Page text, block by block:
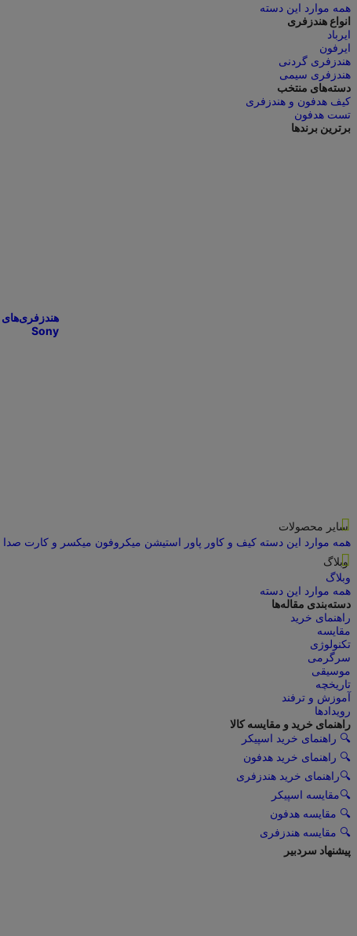
همه موارد این دسته
انواع هندزفری
ایرباد
ایرفون
هندزفری گردنی
هندزفری سیمی
دسته‌های منتخب
کیف هدفون و هندزفری
تست هدفون
برترین برندها
هندزفری‌های
Sony
سایر محصولات
همه موارد این دسته کیف و کاور پاور استیشن میکروفون میکسر و کارت صدا
وبلاگ
وبلاگ
همه موارد این دسته
دسته‌بندی مقاله‌ها
راهنمای خرید
مقایسه
تکنولوژی
سرگرمی
موسیقی
تاریخچه
آموزش و ترفند
رویدادها
راهنمای خرید و مقایسه کالا
🔍 راهنمای خرید اسپیکر
🔍 راهنمای خرید هدفون
🔍راهنمای خرید هندزفری
🔍مقایسه اسپیکر
🔍 مقایسه هدفون
🔍 مقایسه هندزفری
پیشنهاد سردبیر